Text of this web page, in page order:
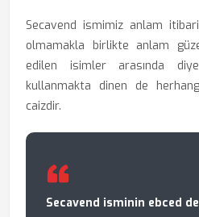
Secavend ismimiz anlam itibari
olmamakla birlikte anlam
edilen isimler arasında
kullanmakta dinen de
caizdir.
Secavend isminin ebced